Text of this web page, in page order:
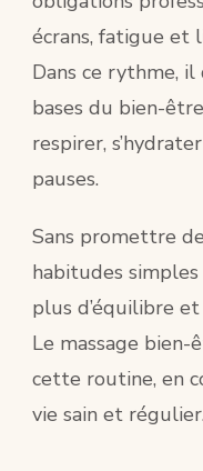
écrans, fatigue et
Dans ce rythme,
bases du bien-
respirer,
pauses.
Sans promettre
habitudes
plus d’équilibre
Le massage
cette routine, en
vie sain et